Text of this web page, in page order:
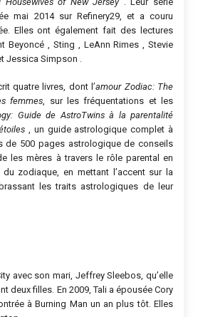
mai 2014 sur Refinery29, et a couru
Elles ont également fait des lectures
Beyoncé , Sting , LeAnn Rimes , Stevie
Jessica Simpson .
quatre livres, dont l’amour Zodiac: The
femmes, sur les fréquentations et les
Guide de AstroTwins à la parentalité
, un guide astrologique complet à
de 500 pages astrologique de conseils
les mères à travers le rôle parental en
zodiaque, en mettant l’accent sur la
les traits astrologiques de leur
avec son mari, Jeffrey Sleebos, qu’elle
deux filles. En 2009, Tali a épousée Cory
à Burning Man un an plus tôt. Elles